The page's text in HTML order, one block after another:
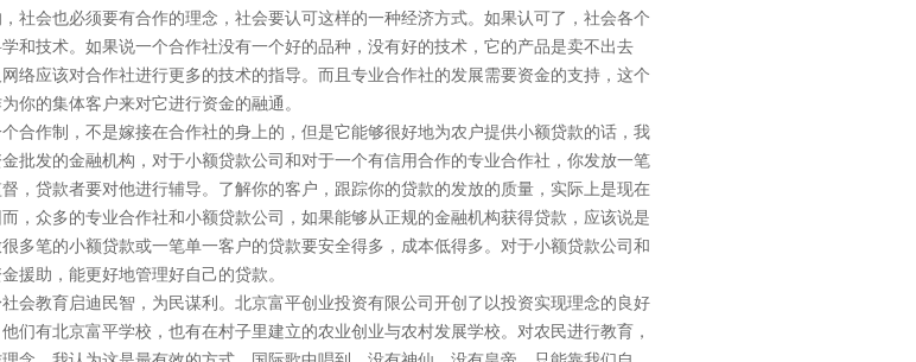
会也必须要有合作的理念，社会要认可这样的一种经济方式。如果认可了，社会各个
和技术。如果说一个合作社没有一个好的品种，没有好的技术，它的产品是卖不出去
络应该对合作社进行更多的技术的指导。而且专业合作社的发展需要资金的支持，这个
你的集体客户来对它进行资金的融通。
作制，不是嫁接在合作社的身上的，但是它能够很好地为农户提供小额贷款的话，我
批发的金融机构，对于小额贷款公司和对于一个有信用合作的专业合作社，你发放一笔
，贷款者要对他进行辅导。了解你的客户，跟踪你的贷款的发放的质量，实际上是现在
，众多的专业合作社和小额贷款公司，如果能够从正规的金融机构获得贷款，应该说是
多笔的小额贷款或一笔单一客户的贷款要安全得多，成本低得多。对于小额贷款公司和
援助，能更好地管理好自己的贷款。
教育启迪民智，为民谋利。北京富平创业投资有限公司开创了以投资实现理念的良好
们有北京富平学校，也有在村子里建立的农业创业与农村发展学校。对农民进行教育，